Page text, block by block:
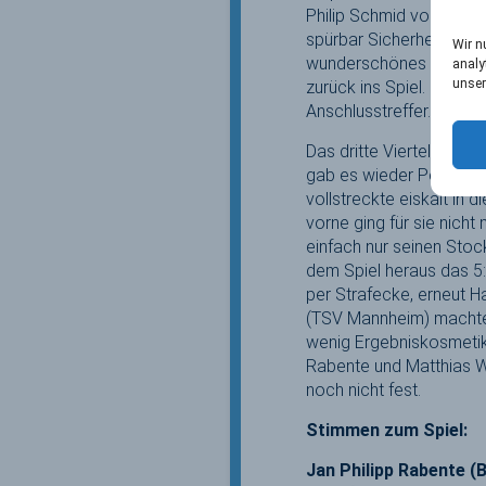
Wir
Philip Schmid vom
spürbar Sicherheit. Sie
wunderschönes Tor
zurück ins Spiel. Sie
Anschlusstreffer.
Das dritte Viertel war
gab es wieder Penalty
vollstreckte eiskalt in
vorne ging für sie nicht
einfach nur seinen
dem Spiel heraus das
per Strafecke, erneut
(TSV Mannheim)
wenig
Rabente und Matthias
noch nicht fest.
Stimmen zum Spiel:
Jan Philipp Rabente